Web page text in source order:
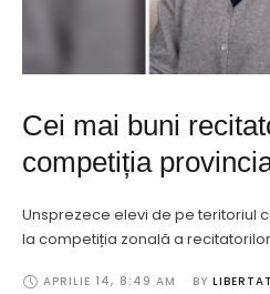
Cei mai buni
competiția
Unsprezece elevi de pe teritoriul
la competiția zonală a
APRILIE 14, 8:49 AM BY